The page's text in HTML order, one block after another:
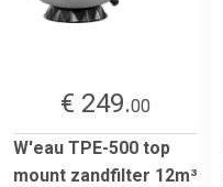
€ 249.00
W'eau TPE-500 top
mount zandfilter 12m³